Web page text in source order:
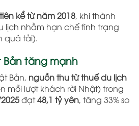
kể từ năm 2018, khi thành
lịch nhằm hạn chế tình trạng
quá tải).
Bản tăng mạnh
Bản, nguồn thu từ thuế du lịch
mỗi lượt khách rời Nhật) trong
đạt48,1 tỷ yên, tăng 33% so